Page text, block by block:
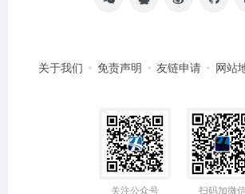
关于我们 免责声明 友链申请 网站
关注公众号 扫码加微